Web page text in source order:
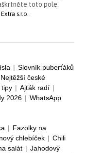
toto pole.
s.r.o.
| Slovník puberťáků
Nejtěžší české
tipy | Ajťák radí |
2026 | WhatsApp
| Fazolky na
chlebíček | Chili
salát | Jahodový